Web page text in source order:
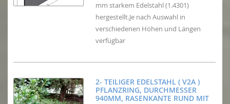
mm starkem Edelstahl (1.4301)
hergestellt.Je nach Auswahl in
verschiedenen Höhen und Längen
verfügbar
2- TEILIGER EDELSTAHL ( V2A )
PFLANZRING, DURCHMESSER
940MM, RASENKANTE RUND MIT